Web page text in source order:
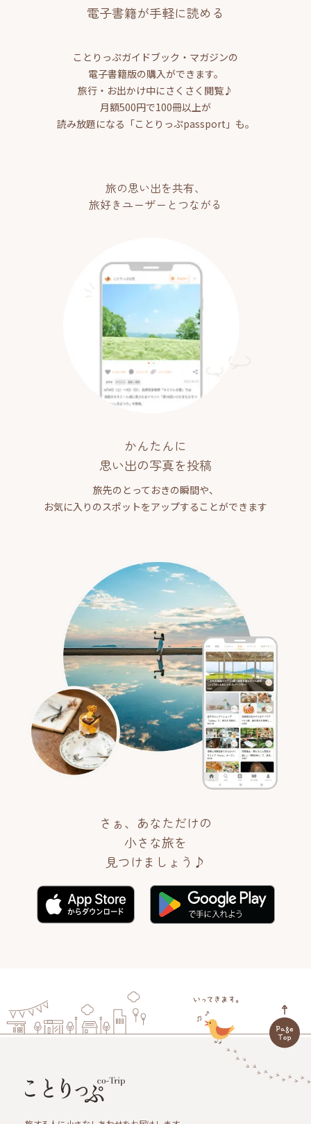
電子書籍が手軽に読める
ことりっぷガイドブック・マガジンの
電子書籍版の購入ができます。
旅行・お出かけ中にさくさく閲覧♪
月額500円で100冊以上が
読み放題になる「ことりっぷpassport」も。
旅の思い出を共有、
旅好きユーザーとつながる
かんたんに
思い出の写真を投稿
旅先のとっておきの瞬間や、
お気に入りのスポットをアップすることができます
さぁ、あなただけの
小さな旅を
見つけましょう♪